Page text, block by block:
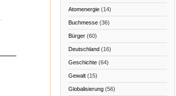
Atomenergie(14)
Buchmesse(36)
Bürger(60)
Deutschland(16)
Geschichte(64)
Gewalt(15)
Globalisierung(56)